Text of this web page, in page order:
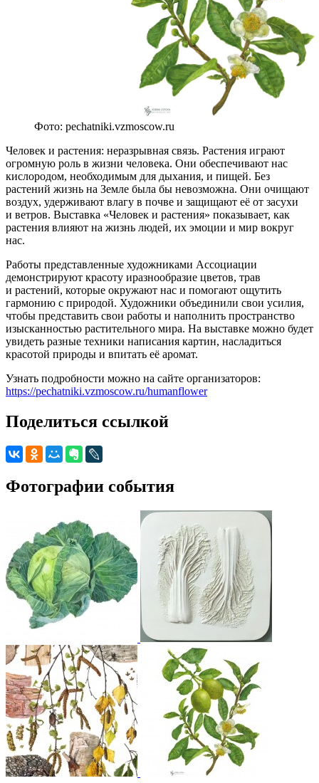
Фото: pechatniki.vzmoscow.ru
Человек и растения: неразрывная связь. Растения играют
огромную роль в жизни человека. Они обеспечивают нас
кислородом, необходимым для дыхания, и пищей. Без
растений жизнь на Земле была бы невозможна. Они очищают
воздух, удерживают влагу в почве и защищают её от засухи
и ветров. Выставка «Человек и растения» показывает, как
растения влияют на жизнь людей, их эмоции и мир вокруг
нас.
Работы представленные художниками Ассоциации
демонстрируют красоту иразнообразие цветов, трав
и растений, которые окружают нас и помогают ощутить
гармонию с природой. Художники объединили свои усилия,
чтобы представить свои работы и наполнить пространство
изысканностью растительного мира. На выставке можно будет
увидеть разные техники написания картин, насладиться
красотой природы и впитать её аромат.
Узнать подробности можно на сайте организаторов:
https://pechatniki.vzmoscow.ru/humanflower
Поделиться ссылкой
Фотографии события